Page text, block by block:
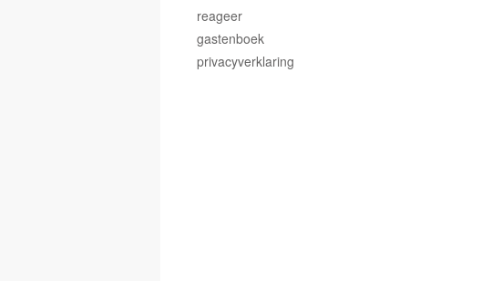
reageer
gastenboek
privacyverklaring